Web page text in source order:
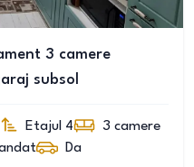
3 camere
subsol
Etajul 4 3 camere
Da